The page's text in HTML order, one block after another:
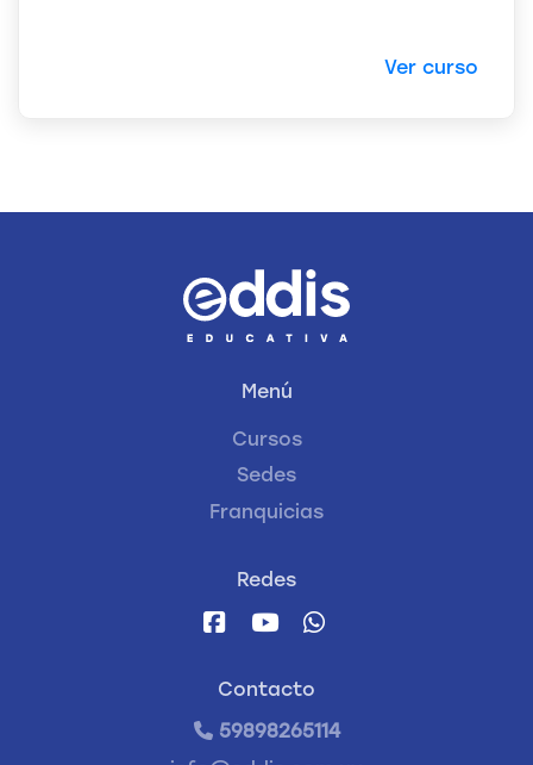
Ver curso
Menú
Cursos
Sedes
Franquicias
Redes
Contacto
59898265114